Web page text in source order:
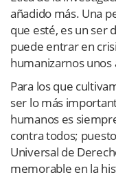
añadido más. Una
que esté, es un ser
puede entrar en
humanizarnos unos
Para los que
ser lo más
humanos es
contra todos;
Universal de
memorable en la